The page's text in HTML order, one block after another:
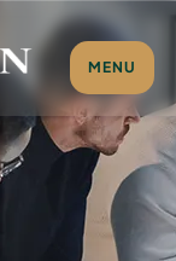
MENU